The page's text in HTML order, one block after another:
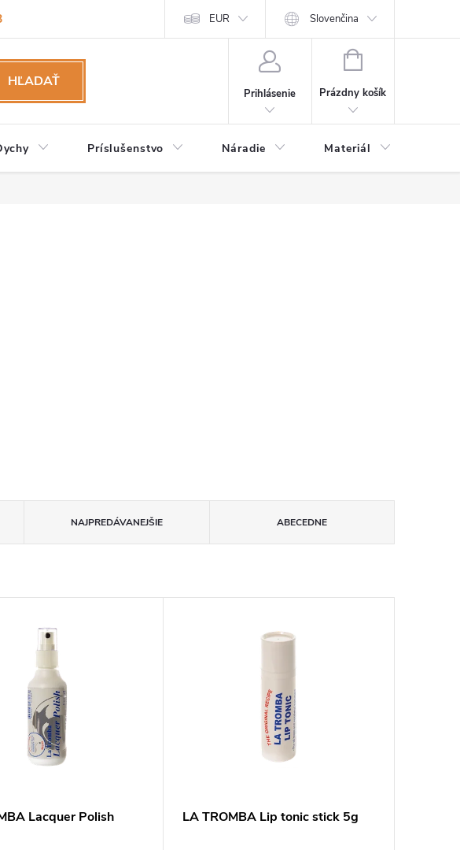
Obchodné podmienky a osobné údaje Odstúpenie od kúpnej zmluvy
EUR Slovenčina
HĽADAŤ
Prihlásenie
NÁKUPNÝ
Prázdny košík
Príslušenstvo Náradie Materiál
NAJPREDÁVANEJŠIE ABECEDNE
Lacquer Polish
LA TROMBA Lip tonic stick 5g